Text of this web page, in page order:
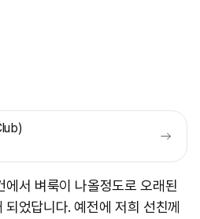
에서 벼룩이 나올정도로 오래된
었답니다. 예전에 저희 선친께